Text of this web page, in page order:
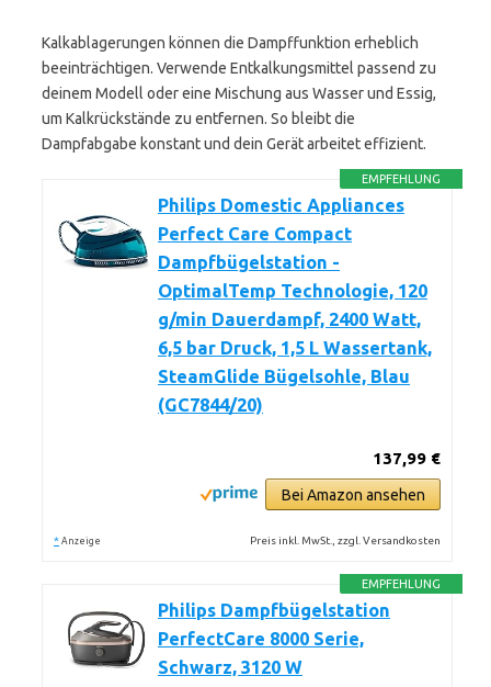
Kalkablagerungen können die Dampffunktion erheblich
beeinträchtigen. Verwende Entkalkungsmittel passend zu
deinem Modell oder eine Mischung aus Wasser und Essig,
um Kalkrückstände zu entfernen. So bleibt die
Dampfabgabe konstant und dein Gerät arbeitet effizient.
EMPFEHLUNG
Philips Domestic Appliances
Perfect Care Compact
Dampfbügelstation -
OptimalTemp Technologie, 120
g/min Dauerdampf, 2400 Watt,
6,5 bar Druck, 1,5 L Wassertank,
SteamGlide Bügelsohle, Blau
(GC7844/20)
137,99 €
Bei Amazon ansehen
* Anzeige Preis inkl. MwSt., zzgl. Versandkosten
EMPFEHLUNG
Philips Dampfbügelstation
PerfectCare 8000 Serie,
Schwarz, 3120 W